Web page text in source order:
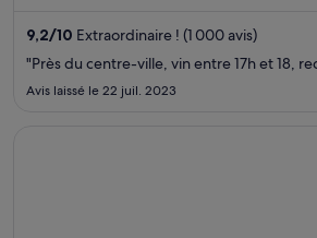
personnel aux petits soins et ses chambres
impeccable. Des attractions populaires,
et Vancouver Waterfront, se trouvent à
9,2/10 Extraordinaire ! (1 000 avis)
"Près du centre-ville, vin entre 17h et 18,
Avis laissé le 22 juil. 2023